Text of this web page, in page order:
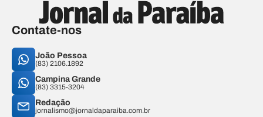
Contate-nos
João Pessoa
(83) 2106.1892
Campina Grande
(83) 3315-3204
Redação
jornalismo@jornaldaparaiba.com.br